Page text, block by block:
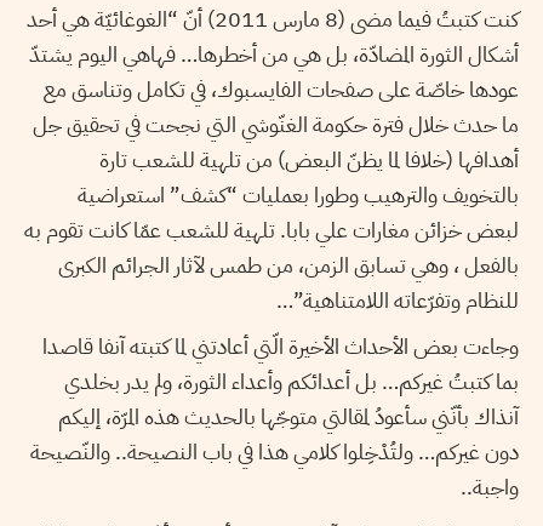
كنت كتبتُ فيما مضى (8 مارس 2011) أنّ “الغوغائيّة هي أحد
أشكال الثورة المضادّة، بل هي من أخطرها… فهاهي اليوم يشتدّ
عودها خاصّة على صفحات الفايسبوك، في تكامل وتناسق مع
ما حدث خلال فترة حكومة الغنّوشي التي نجحت في تحقيق جل
أهدافها (خلافا لما يظنّ البعض) من تلهية للشعب تارة
بالتخويف والترهيب وطورا بعمليات “كشف” استعراضية
لبعض خزائن مغارات علي بابا. تلهية للشعب عمّا كانت تقوم به
بالفعل ، وهي تسابق الزمن، من طمس لآثار الجرائم الكبرى
للنظام وتفرّعاته اللامتناهية”…
وجاءت بعض الأحداث الأخيرة الّتي أعادتني لما كتبته آنفا قاصدا
بما كتبتُ غيركم… بل أعدائكم وأعداء الثورة، ولم يدر بخلدي
آنذاك بأنّني سأعودُ لمقالتي متوجّها بالحديث هذه المرّة، إليكم
دون غيركم… ولتُدْخِلوا كلامي هذا في باب النصيحة.. والنّصيحة
واجبة..